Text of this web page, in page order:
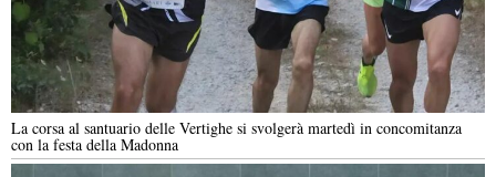
La corsa al santuario delle Vertighe si svolgerà martedì in concomitanza
con la festa della Madonna